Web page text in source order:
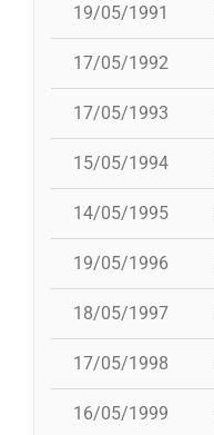
19/05/1991
17/05/1992
17/05/1993
15/05/1994
14/05/1995
19/05/1996
18/05/1997
17/05/1998
16/05/1999